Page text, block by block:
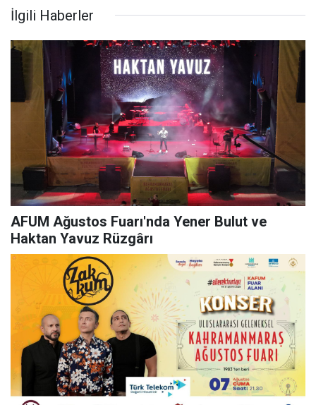
İlgili Haberler
AFUM Ağustos Fuarı'nda Yener Bulut ve
Haktan Yavuz Rüzgârı